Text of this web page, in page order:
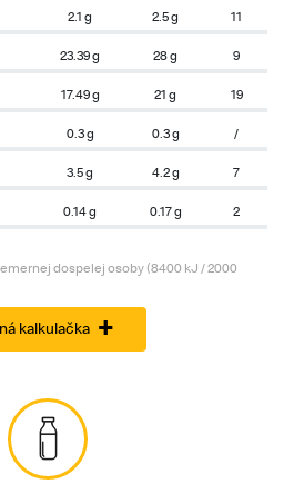
2.1 g 2.5 g 11
23.39 g 28 g 9
17.49 g 21 g 19
0.3 g 0.3 g /
3.5 g 4.2 g 7
0.14 g 0.17 g 2
dospelej osoby (8400 kJ / 2000
kalkulačka +